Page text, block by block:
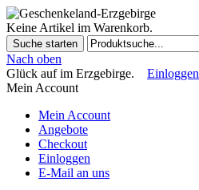
Keine Artikel im Warenkorb.
Suche starten
Nach oben
Glück auf im Erzgebirge.
Einloggen
Mein Account
Mein Account
Angebote
Checkout
Einloggen
E-Mail an uns